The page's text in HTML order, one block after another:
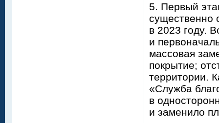
5. Первый
существенно
в 2023 году.
и
массовая
покрытие;
территории.
«Служба
в
и заменило